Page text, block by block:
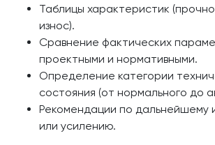
Таблицы характеристик
износ).
Сравнение фактических
проектными и нормативными.
Определение категории
состояния (от нормального до
Рекомендации по дальнейшему
или усилению.